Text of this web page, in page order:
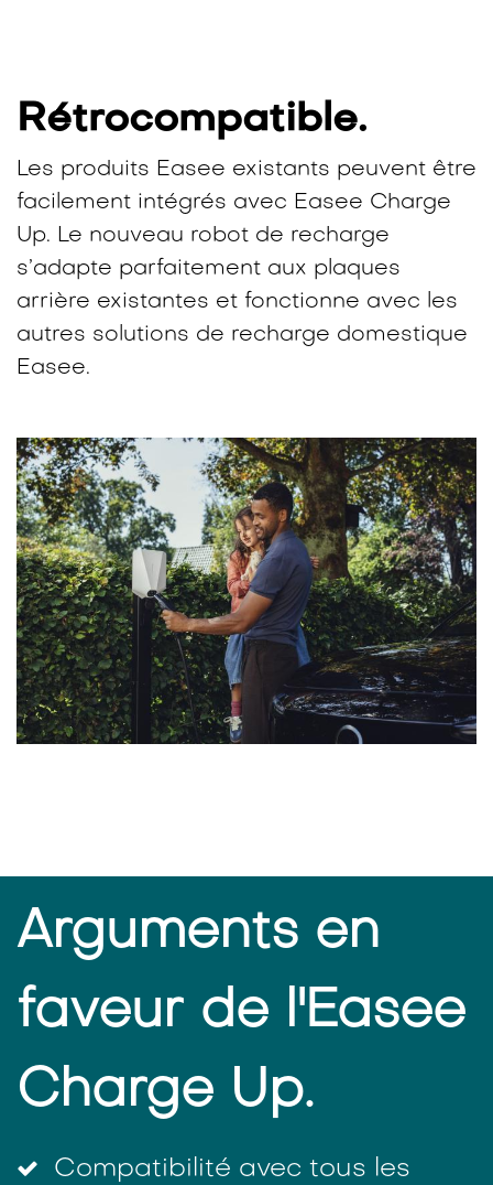
Rétrocompatible.
Les produits Easee existants peuvent être
facilement intégrés avec Easee Charge
Up. Le nouveau robot de recharge
s’adapte parfaitement aux plaques
arrière existantes et fonctionne avec les
autres solutions de recharge domestique
Easee.
Arguments en
faveur de l'Easee
Charge Up.
Compatibilité avec tous les